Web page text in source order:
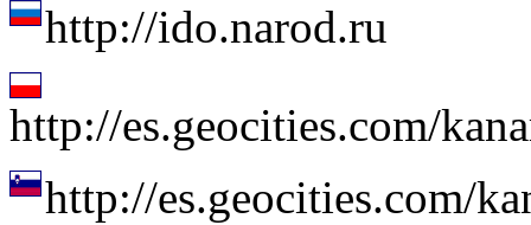
http://ido.narod.ru
http://es.geocities.com/
http://es.geocities.com/